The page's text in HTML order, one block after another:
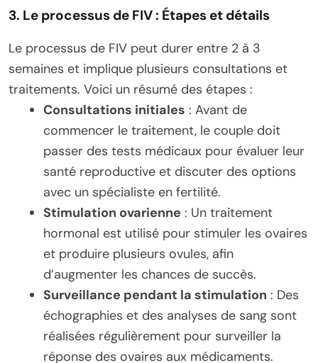
3. Le processus de FIV : Étapes et détails
Le processus de FIV peut durer entre 2 à 3
semaines et implique plusieurs consultations et
traitements. Voici un résumé des étapes :
Consultations initiales : Avant de
commencer le traitement, le couple doit
passer des tests médicaux pour évaluer leur
santé reproductive et discuter des options
avec un spécialiste en fertilité.
Stimulation ovarienne : Un traitement
hormonal est utilisé pour stimuler les ovaires
et produire plusieurs ovules, afin
d’augmenter les chances de succès.
Surveillance pendant la stimulation : Des
échographies et des analyses de sang sont
réalisées régulièrement pour surveiller la
réponse des ovaires aux médicaments.